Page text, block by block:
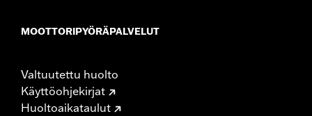
MOOTTORIPYÖRÄPALVELUT
Valtuutettu huolto
Käyttöohjekirjat
Huoltoaikataulut